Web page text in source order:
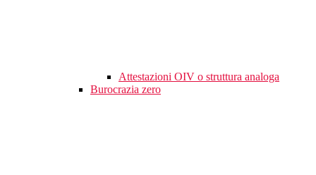
Attestazioni OIV o struttura analoga
Burocrazia zero